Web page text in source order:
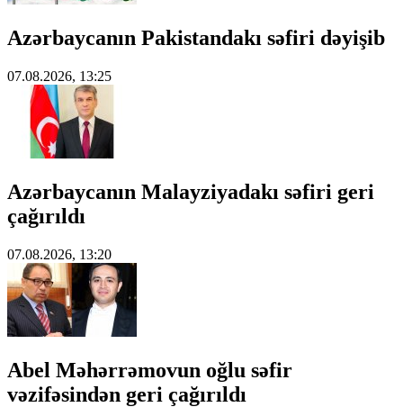
Azərbaycanın Pakistandakı səfiri dəyişib
07.08.2026, 13:25
Azərbaycanın Malayziyadakı səfiri geri
çağırıldı
07.08.2026, 13:20
Abel Məhərrəmovun oğlu səfir
vəzifəsindən geri çağırıldı